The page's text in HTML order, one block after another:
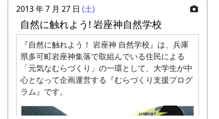
住所 : 兵庫県 多可郡多可町 加美区岩座神
キーワード : 岩座神、岩座神公会堂、クライ
ンガルテン岩座神、等々
注意点
冬季、降雪時には、冬用タイヤまたはチェーンが
必要になることがあります。かならず ライブカメ
ラ で、岩座神の様子をご確認ください。
カーナビが北ルート（峠越えの道）を提案する場
秋風の中で「日本の棚田百選」の集落内を散策
し、黄金に色づいた石積棚田の風景を楽しんでく
ださい。
集落内の散策起点にテラスをもうけて、「カフ
ェ」を営業します。
日時 : 2016 (平成28) 年 9 月 4 日 (日) 11:00 ～
2013 年 7 月 27 日 (土)
自然に触れよう! 岩座神自然学校
『自然に触れよう！ 岩座神 自然学校』は、兵庫
県多可町岩座神集落で取組んでいる住民による
「元気なむらづくり」の一環として、大学生が中
心となって企画運営する『むらづくり支援プログ
ラム』です。